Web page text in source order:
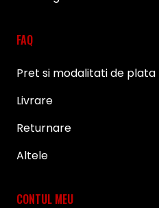
FAQ
Pret si modalitati de plata
Livrare
Returnare
Altele
CONTUL MEU